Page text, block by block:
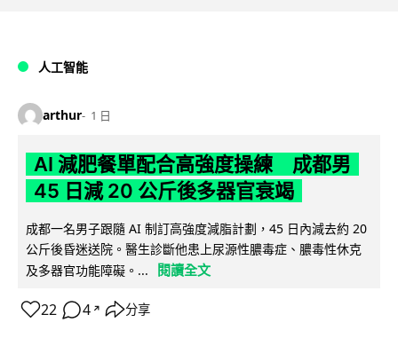
人工智能
arthur 1 日
AI 減肥餐單配合高強度操練 成都男
45 日減 20 公斤後多器官衰竭
成都一名男子跟隨 AI 制訂高強度減脂計劃，45 日內減去約 20
公斤後昏迷送院。醫生診斷他患上尿源性膿毒症、膿毒性休克
及多器官功能障礙。...
閱讀全文
22 4 ↗ 分享